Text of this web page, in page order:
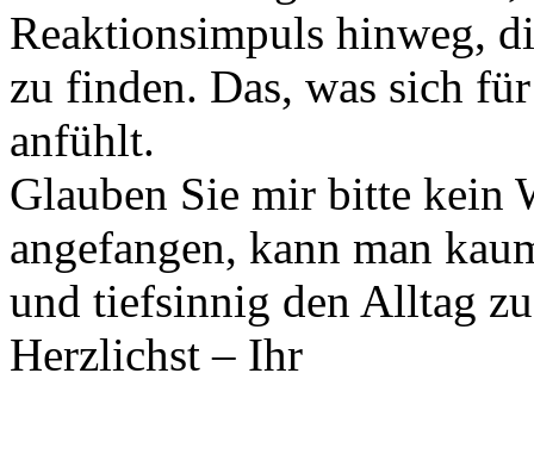
Reaktionsimpuls hinweg,
zu finden. Das, was sich
anfühlt.
Glauben Sie mir bitte
angefangen, kann man
und tiefsinnig den Alltag
Herzlichst – Ihr